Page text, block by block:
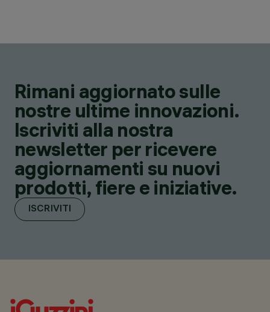
Rimani aggiornato sulle
nostre ultime innovazioni.
Iscriviti alla nostra
newsletter per ricevere
aggiornamenti su nuovi
prodotti, fiere e iniziative.
ISCRIVITI